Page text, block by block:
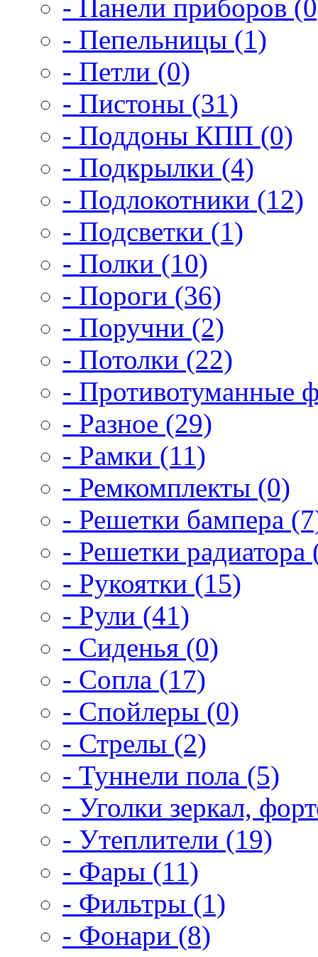
- Панели приборов
- Пепельницы (1)
- Петли (0)
- Пистоны (31)
- Поддоны КПП (0)
- Подкрылки (4)
- Подлокотники (12)
- Подсветки (1)
- Полки (10)
- Пороги (36)
- Поручни (2)
- Потолки (22)
- Противотуманные
- Разное (29)
- Рамки (11)
- Ремкомплекты (0)
- Решетки бампера
- Решетки радиатора
- Рукоятки (15)
- Рули (41)
- Сиденья (0)
- Сопла (17)
- Спойлеры (0)
- Стрелы (2)
- Туннели пола (5)
- Уголки зеркал,
- Утеплители (19)
- Фары (11)
- Фильтры (1)
- Фонари (8)